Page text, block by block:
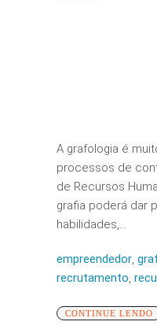
A grafologia é
processos de
de Recursos
grafia poderá dar
habilidades,...
empreendedor,
recrutamento,
CONTINUE LENDO